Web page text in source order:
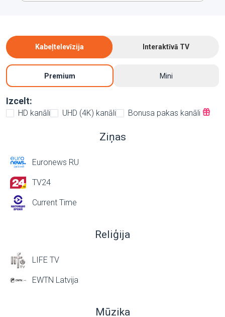
Kabeļtelevīzija Interaktīvā TV
Premium Mini
Izcelt:
HD kanāli UHD (4K) kanāli Bonusa pakas kanāli
Ziņas
Euronews RU
TV24
Current Time
Reliģija
LIFE TV
EWTN Latvija
Mūzika